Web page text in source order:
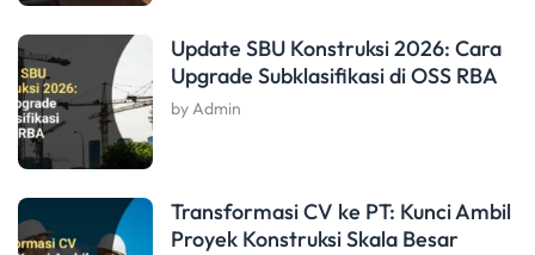
Update SBU Konstruksi 2026: Cara
Upgrade Subklasifikasi di OSS RBA
by Admin
Transformasi CV ke PT: Kunci Ambil
Proyek Konstruksi Skala Besar